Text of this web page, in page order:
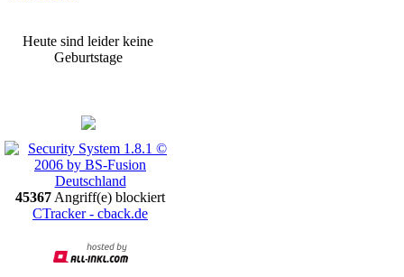
Heute sind leider keine
Geburtstage
45367 Angriff(e) blockiert
CTracker - cback.de